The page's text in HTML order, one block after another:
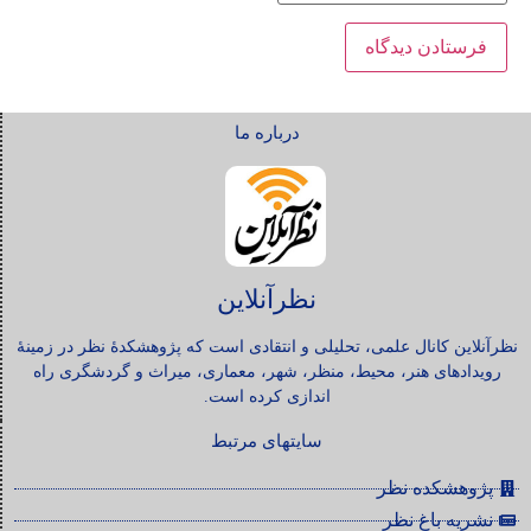
درباره ما
نظرآنلاین
نظرآنلاین کانال علمی، تحلیلی و انتقادی است که پژوهشکدۀ نظر در زمینۀ
رویدادهای هنر، محیط، منظر، شهر، معماری، میراث و گردشگری راه
اندازی کرده است.
سایتهای مرتبط
پژوهشکده نظر
نشریه باغ نظر